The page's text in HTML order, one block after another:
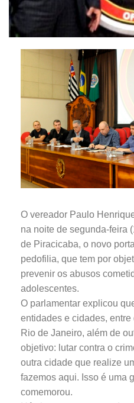
O vereador Paulo
na noite de segunda-feira
de Piracicaba, o novo
pedofilia, que tem por
prevenir os abusos
adolescentes.
O parlamentar explicou
entidades e cidades,
Rio de Janeiro, além de
objetivo: lutar contra o
outra cidade que realize
fazemos aqui. Isso é uma
comemorou.